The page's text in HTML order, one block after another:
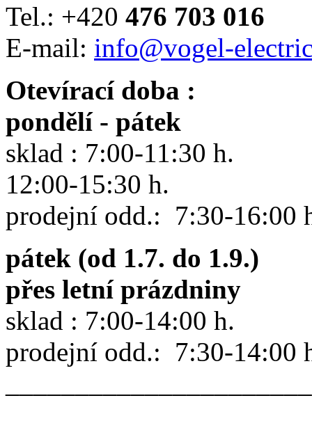
Tel.: +420 476 703 016
E-mail: info@vogel-
Otevírací doba :
pondělí - pátek
sklad : 7:00-11:30 h.
12:00-15:30 h.
prodejní odd.: 7:30-16:00
pátek (od 1.7. do 1.9.)
přes letní prázdniny
sklad : 7:00-14:00 h.
prodejní odd.: 7:30-14:00